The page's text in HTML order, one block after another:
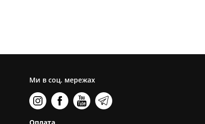
Ми в соц. мережах
Оплата